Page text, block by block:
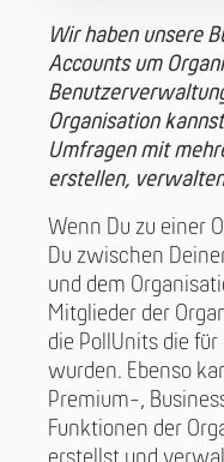
Wir haben unsere
Accounts um
Organisation
Umfragen mit
erstellen,
Wenn Du zu einer
Du zwischen
und dem
Mitglieder der
die PollUnits die
wurden. Ebenso
Premium-,
Funktionen der